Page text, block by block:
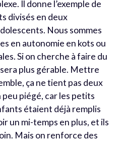
Il donne l’exemple de
divisés en deux
Nous sommes
en autonomie en kots ou
Si on cherche à faire du
plus gérable. Mettre
ça ne tient pas deux
peu piégé, car les petits
étaient déjà remplis
un mi-temps en plus, et ils
Mais on renforce des